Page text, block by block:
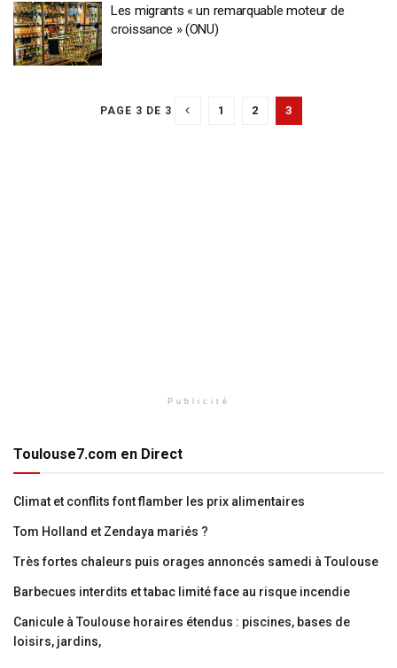
Les migrants « un remarquable moteur de
croissance » (ONU)
PAGE 3 DE 3 1 2 3
Publicité
Toulouse7.com en Direct
Climat et conflits font flamber les prix alimentaires
Tom Holland et Zendaya mariés ?
Très fortes chaleurs puis orages annoncés samedi à Toulouse
Barbecues interdits et tabac limité face au risque incendie
Canicule à Toulouse horaires étendus : piscines, bases de
loisirs, jardins,